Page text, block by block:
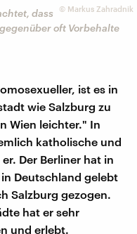
© Markus Zahradnik
dass
oft Vorbehalte
ist es in
wie Salzburg zu
Wien leichter." In
katholische und
Der Berliner hat in
Deutschland gelebt
Salzburg gezogen.
hat er sehr
und erlebt.